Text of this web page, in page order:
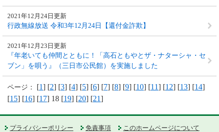
行政無線放送 令和3年12月24日【還付金詐欺】
2021年12月24日更新
『年老いても仲間とともに！「高石ともやとザ・ナターシャ・セ
ブン」を唄う』（三日市公民館）を実施しました
2021年12月23日更新
ページ： [1] [2] [3] [4] [5] [6] [7] [8] [9] [10] [11] [12] [13] [14]
[15] [16] [17] 18 [19] [20] [21]
プライバシーポリシー 免責事項 このホームページについて